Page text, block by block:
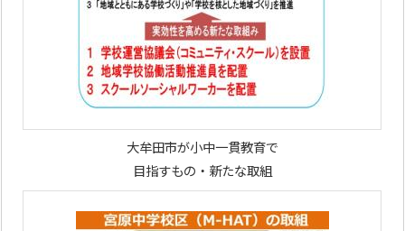
大牟田市が小中一貫教育で
目指すもの・新たな取組